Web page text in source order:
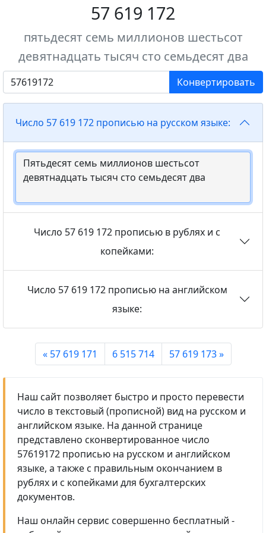
57 619 172
пятьдесят семь миллионов шестьсот
девятнадцать тысяч сто семьдесят два
Конвертировать
Число 57 619 172 прописью на русском языке:
Число 57 619 172 прописью в рублях и с
копейками:
Число 57 619 172 прописью на английском
языке:
« 57 619 171 6 515 714 57 619 173 »
Наш сайт позволяет быстро и просто перевести
число в текстовый (прописной) вид на русском и
английском языке. На данной странице
представлено сконвертированное число
57619172 прописью на русском и английском
языке, а также с правильным окончанием в
рублях и с копейками для бухгалтерских
документов.
Наш онлайн сервис совершенно бесплатный -